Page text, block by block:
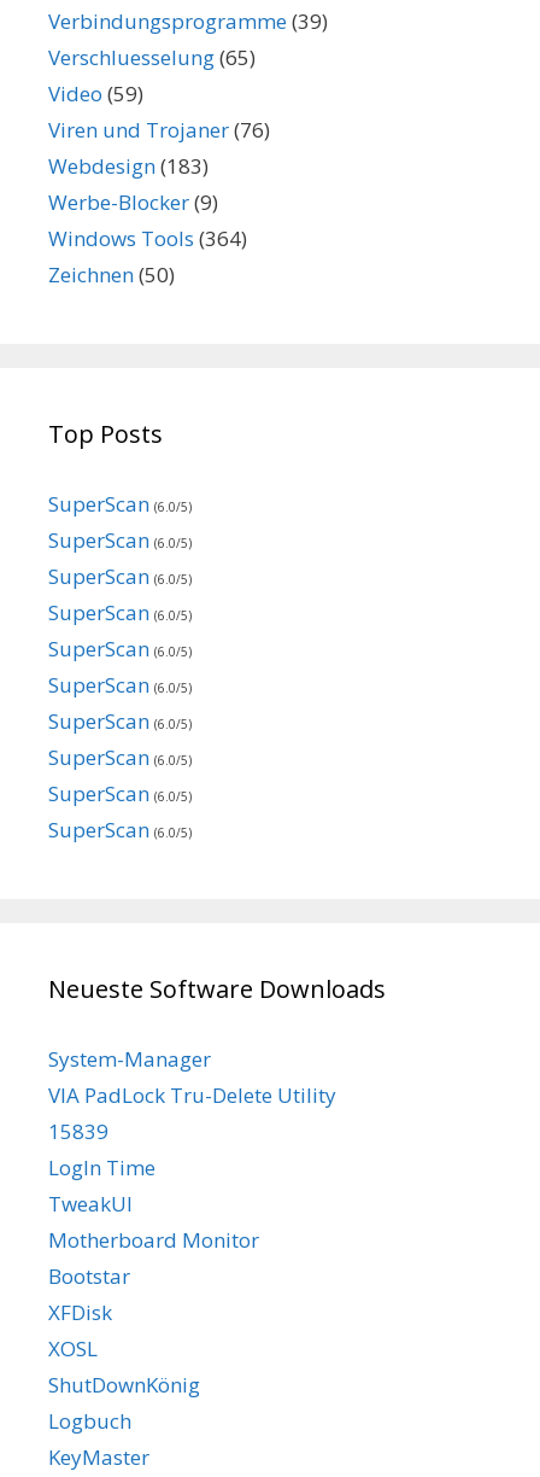
Verbindungsprogramme(39)
Verschluesselung(65)
Video (59)
Viren und Trojaner(76)
Webdesign(183)
Werbe-Blocker(9)
Windows Tools (364)
Zeichnen(50)
Top Posts
SuperScan (6.0/5)
SuperScan (6.0/5)
SuperScan (6.0/5)
SuperScan (6.0/5)
SuperScan (6.0/5)
SuperScan (6.0/5)
SuperScan (6.0/5)
SuperScan (6.0/5)
SuperScan (6.0/5)
SuperScan (6.0/5)
Neueste Software Downloads
System-Manager
VIA PadLock Tru-Delete Utility
15839
LogIn Time
TweakUI
Motherboard Monitor
Bootstar
XFDisk
XOSL
ShutDownKönig
Logbuch
KeyMaster